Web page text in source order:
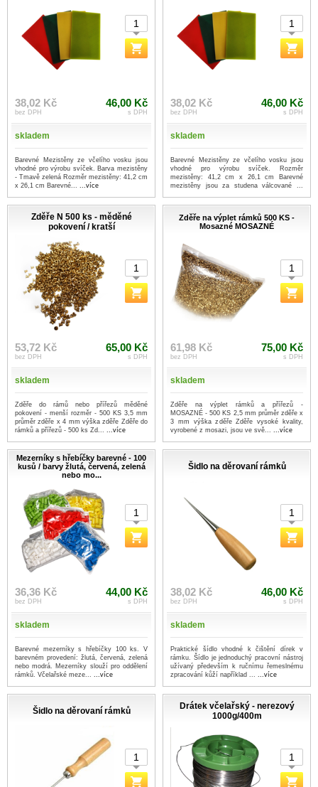
38,02 Kč
bez DPH
46,00 Kč
s DPH
skladem
Barevné Mezistěny ze včelího vosku jsou
vhodné pro výrobu svíček. Barva mezistěny
- Tmavě zelená Rozměr mezistěny: 41,2 cm
x 26,1 cm Barevné... ...více
38,02 Kč
bez DPH
46,00 Kč
s DPH
skladem
Barevné Mezistěny ze včelího vosku jsou
vhodné pro výrobu svíček. Rozměr
mezistěny: 41,2 cm x 26,1 cm Barevné
mezistěny jsou za studena válcované ...
Zděře N 500 ks - měděné
pokovení / kratší
53,72 Kč
bez DPH
65,00 Kč
s DPH
skladem
Zděře do rámů nebo přířezů měděné
pokovení - menší rozměr - 500 KS 3,5 mm
průměr zděře x 4 mm výška zděře Zděře do
rámků a přířezů - 500 ks Zd... ...více
Zděře na výplet rámků 500 KS -
Mosazné MOSAZNÉ
61,98 Kč
bez DPH
75,00 Kč
s DPH
skladem
Zděře na výplet rámků a přířezů -
MOSAZNÉ - 500 KS 2,5 mm průměr zděře x
3 mm výška zděře Zděře vysoké kvality,
vyrobené z mosazi, jsou ve svě... ...více
Mezerníky s hřebíčky barevné - 100
kusů / barvy žlutá, červená, zelená
nebo mo...
36,36 Kč
bez DPH
44,00 Kč
s DPH
skladem
Barevné mezerníky s hřebíčky 100 ks. V
barevném provedení: žlutá, červená, zelená
nebo modrá. Mezerníky slouží pro oddělení
rámků. Včelařské meze... ...více
Šidlo na děrovaní rámků
38,02 Kč
bez DPH
46,00 Kč
s DPH
skladem
Praktické šídlo vhodné k čištění dírek v
rámku. Šídlo je jednoduchý pracovní nástroj
užívaný především k ručnímu řemeslnému
zpracování kůží například ... ...více
Šidlo na děrovaní rámků
Drátek včelařský - nerezový
1000g/400m